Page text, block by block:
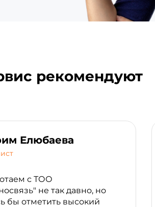
рекомендуют
Елюбаева
с ТОО
не так давно, но
бы отметить высокий